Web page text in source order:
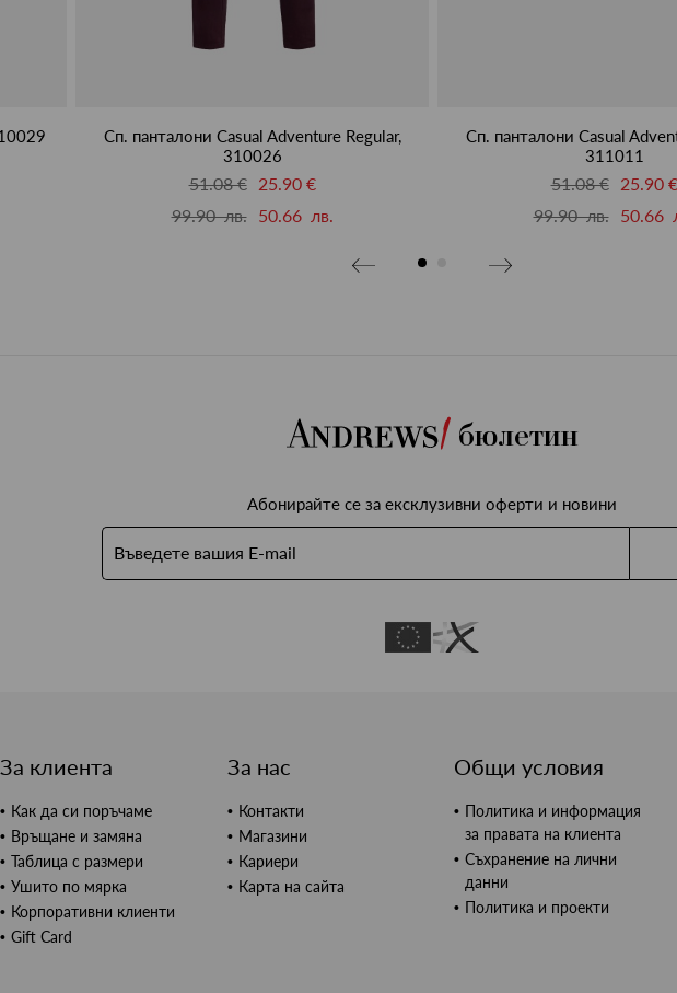
Сп. панталони Casual Adventure Regular,
310026
51.08 €
25.90 €
99.90 лв.
50.66 лв.
Сп. панталони Casual
311011
51.08 €
25.90 €
99.90 лв.
50.66
бюлетин
Абонирайте се за ексклузивни оферти и новини
За клиента
Как да си поръчаме
Връщане и замяна
Таблица с размери
Ушито по мярка
Корпоративни клиенти
Gift Card
За нас
Контакти
Магазини
Кариери
Карта на сайта
Общи условия
Политика и информация
за правата на клиента
Съхранение на лични
данни
Политика и проекти